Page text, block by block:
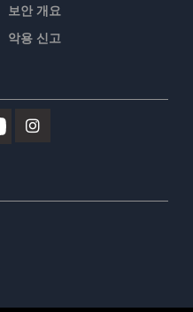
보안 개요
악용 신고